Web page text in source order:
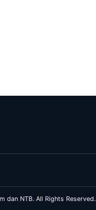
dan NTB. All Rights Reserved.